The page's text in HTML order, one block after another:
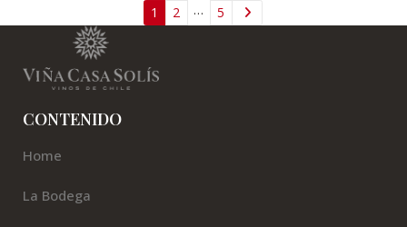
1 2 … 5
CONTENIDO
Home
La Bodega